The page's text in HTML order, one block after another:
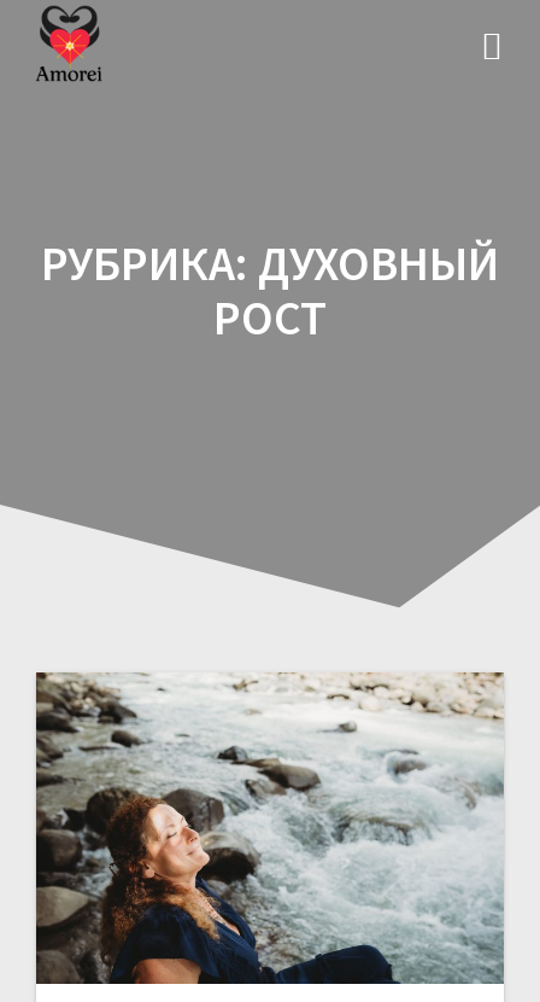
РУБРИКА: ДУХОВНЫЙ
РОСТ